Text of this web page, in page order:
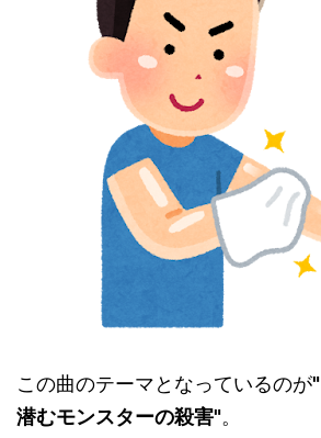
この曲のテーマとなっているのが
潜むモンスターの殺害"。